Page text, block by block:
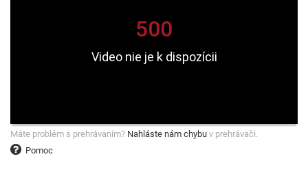
Pomoc
Máte problém s prehrávaním? Nahláste nám chybu v prehrávači.